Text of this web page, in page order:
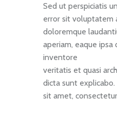
Sed ut perspiciatis
error sit voluptatem
doloremque
aperiam, eaque ipsa
inventore
veritatis et quasi
dicta sunt
sit amet,